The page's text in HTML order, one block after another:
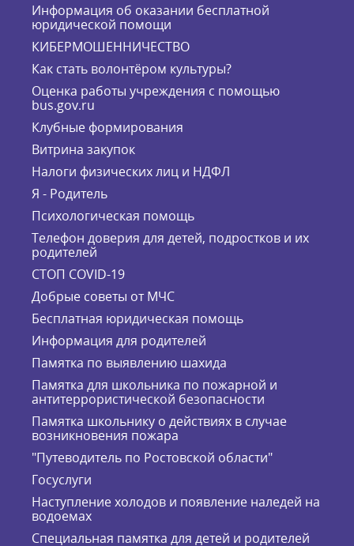
Информация об оказании бесплатной
юридической помощи
КИБЕРМОШЕННИЧЕСТВО
Как стать волонтёром культуры?
Оценка работы учреждения с помощью
bus.gov.ru
Клубные формирования
Витрина закупок
Налоги физических лиц и НДФЛ
Я - Родитель
Психологическая помощь
Телефон доверия для детей, подростков и их
родителей
СТОП COVID-19
Добрые советы от МЧС
Бесплатная юридическая помощь
Информация для родителей
Памятка по выявлению шахида
Памятка для школьника по пожарной и
антитеррористической безопасности
Памятка школьнику о действиях в случае
возникновения пожара
"Путеводитель по Ростовской области"
Госуслуги
Наступление холодов и появление наледей на
водоемах
Специальная памятка для детей и родителей